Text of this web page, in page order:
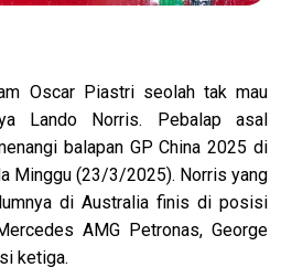
Oscar Piastri seolah tak mau
Lando Norris. Pebalap asal
balapan GP China 2025 di
Minggu (23/3/2025). Norris yang
di Australia finis di posisi
AMG Petronas, George
ketiga.